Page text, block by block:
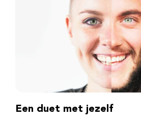
Een duet met jezelf